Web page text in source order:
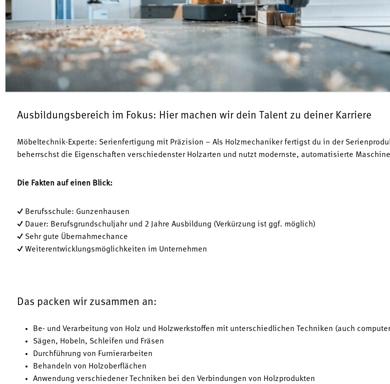
Ausbildungsbereich im Fokus: Hier machen wir dein Talent zu deiner Karriere
Möbeltechnik-Experte: Serienfertigung mit Präzision – Als Holzmechaniker fertigst du in der
beherrschst die Eigenschaften verschiedenster Holzarten und nutzt modernste, automatisierte
Die Fakten auf einen Blick:
✓ Berufsschule: Gunzenhausen
✓ Dauer: Berufsgrundschuljahr und 2 Jahre Ausbildung (Verkürzung ist ggf. möglich)
✓ Sehr gute Übernahmechance
✓ Weiterentwicklungsmöglichkeiten im Unternehmen
Das packen wir zusammen an:
Be- und Verarbeitung von Holz und Holzwerkstoffen mit unterschiedlichen Techniken (auch
Sägen, Hobeln, Schleifen und Fräsen
Durchführung von Furnierarbeiten
Behandeln von Holzoberflächen
Anwendung verschiedener Techniken bei den Verbindungen von Holzprodukten